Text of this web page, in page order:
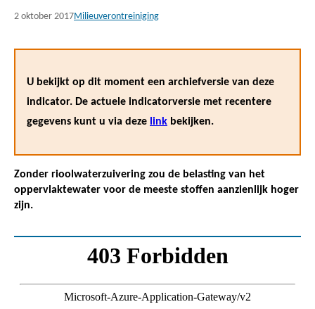
2 oktober 2017Milieuverontreiniging
U bekijkt op dit moment een archiefversie van deze
indicator. De actuele indicatorversie met recentere
gegevens kunt u via deze link bekijken.
Zonder rioolwaterzuivering zou de belasting van het
oppervlaktewater voor de meeste stoffen aanzienlijk hoger
zijn.